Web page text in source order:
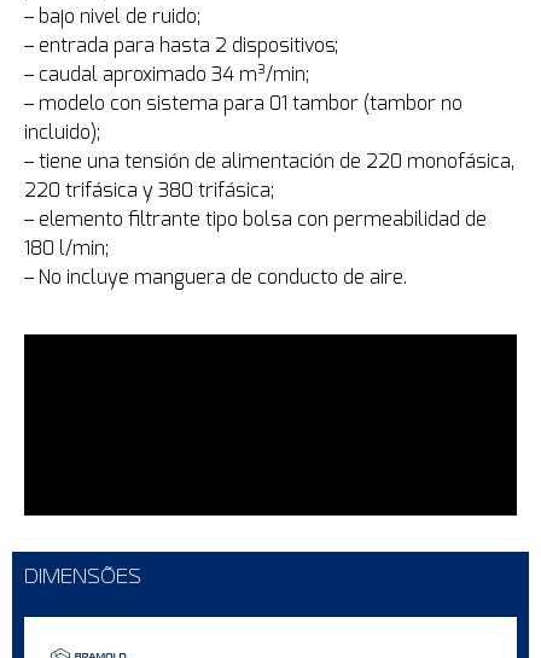
– bajo nivel de ruido;
– entrada para hasta 2 dispositivos;
– caudal aproximado 34 m³/min;
– modelo con sistema para 01 tambor (tambor no
incluido);
– tiene una tensión de alimentación de 220 monofásica,
220 trifásica y 380 trifásica;
– elemento filtrante tipo bolsa con permeabilidad de
180 l/min;
– No incluye manguera de conducto de aire.
DIMENSÕES